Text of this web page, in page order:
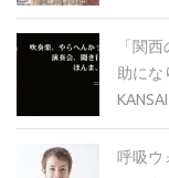
「関
助にな
呼吸ウ